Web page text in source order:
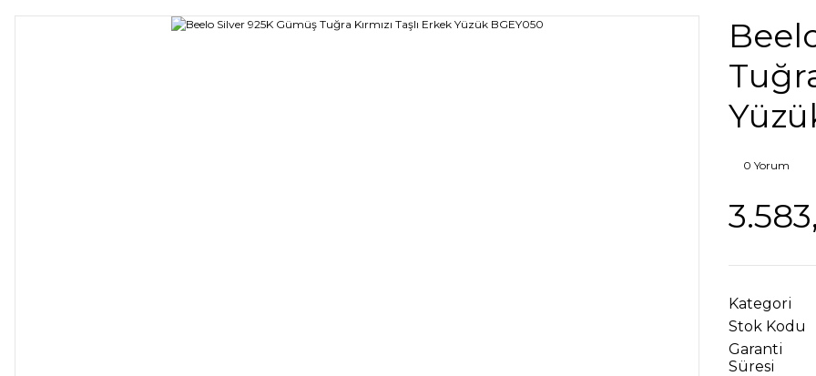
0 Yorum
Kategori
Stok Kodu
Garanti
Süresi